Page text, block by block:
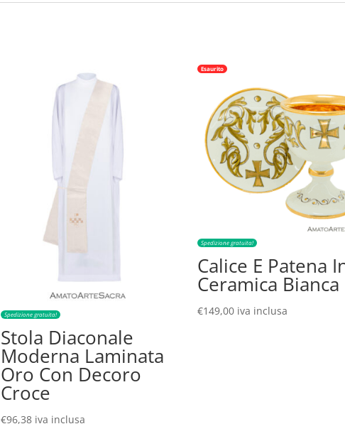
Spedizione gratuita!
Stola Diaconale
Moderna Laminata
Oro Con Decoro
Croce
€96,38 iva inclusa
Esaurito
Spedizione gratuita!
Calice E Patena
Ceramica Bianca
€149,00 iva inclusa